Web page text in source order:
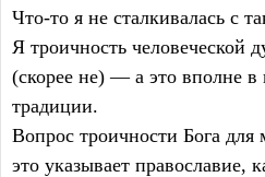
Что-то я не сталкивалась с
Я троичность человеческой
(скорее не) — а это вполне в
традиции.
Вопрос троичности Бога
это указывает православие,